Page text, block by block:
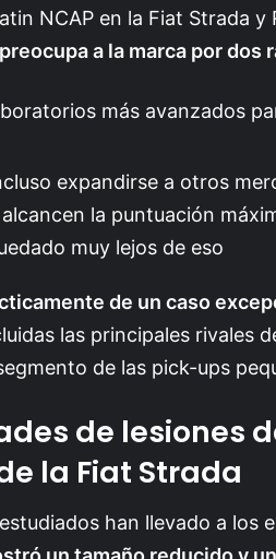
NCAP en la Fiat Strada y
a la marca por dos
más avanzados
expandirse a otros
la puntuación
muy lejos de eso
de un caso
las principales rivales
de las pick-ups
de lesiones
la Fiat Strada
han llevado a los